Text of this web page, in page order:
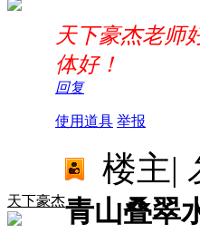
天下豪杰老师
体好！
回复
使用道具 举报
天下豪杰
楼主|
青山叠翠